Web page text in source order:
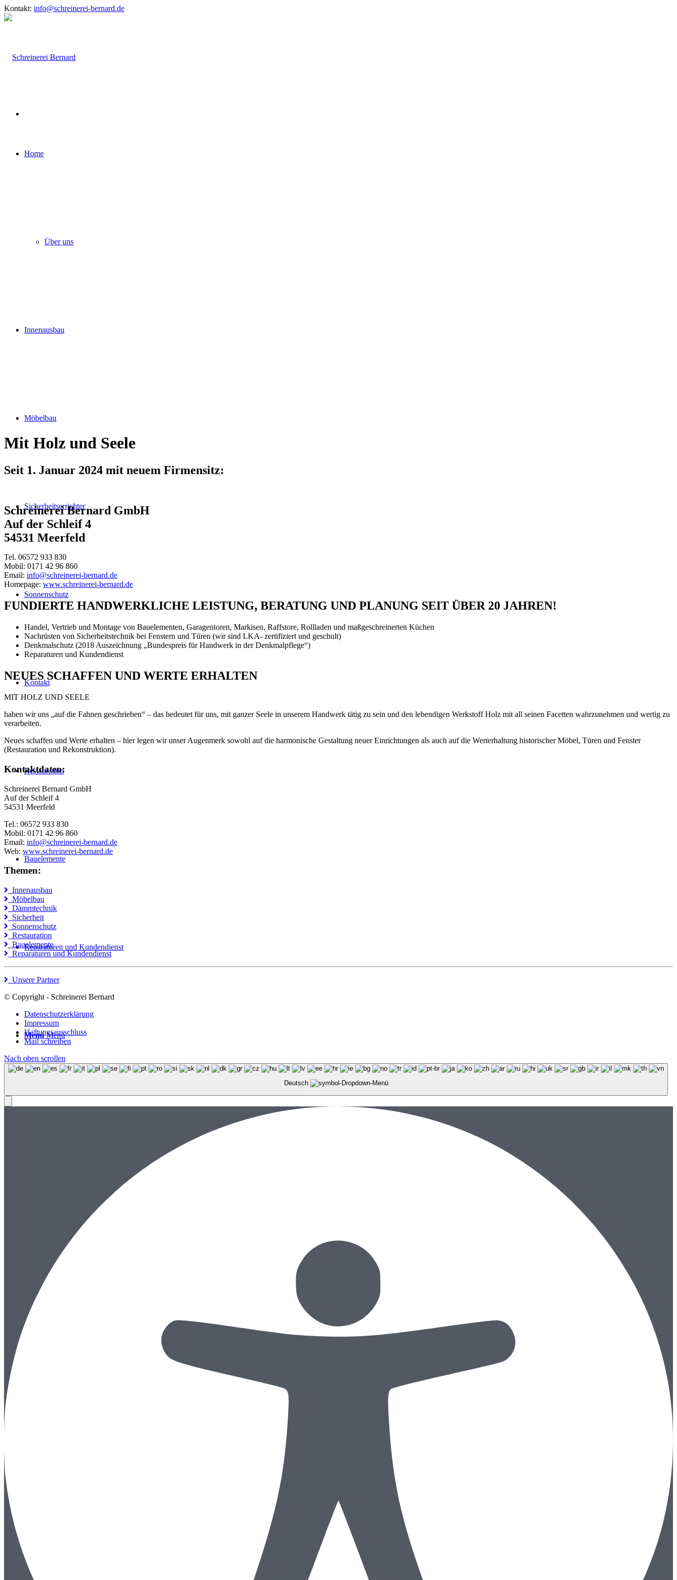
Kontakt: info@schreinerei-bernard.de
Home
Über uns
Innenausbau
Möbelbau
Sicherheitserrichter
Sonnenschutz
Kontakt
Restauration
Bauelemente
Reparaturen und Kundendienst
Menü Menü
Mit Holz und Seele
Seit 1. Januar 2024 mit neuem Firmensitz:
Schreinerei Bernard GmbH
Auf der Schleif 4
54531 Meerfeld
Tel. 06572 933 830
Mobil: 0171 42 96 860
Email: info@schreinerei-bernard.de
Homepage: www.schreinerei-bernard.de
FUNDIERTE HANDWERKLICHE LEISTUNG, BERATUNG UND PLANUNG SEIT ÜBER 20 JAHREN!
Handel, Vertrieb und Montage von Bauelementen, Garagentoren, Markisen, Raffstore, Rollladen und maßgeschreinerten Küchen
Nachrüsten von Sicherheitstechnik bei Fenstern und Türen (wir sind LKA- zertifiziert und geschult)
Denkmalschutz (2018 Auszeichnung „Bundespreis für Handwerk in der Denkmalpflege“)
Reparaturen und Kundendienst
NEUES SCHAFFEN UND WERTE ERHALTEN
MIT HOLZ UND SEELE
haben wir uns „auf die Fahnen geschrieben“ – das bedeutet für uns, mit ganzer Seele in unserem Handwerk tätig zu sein und den lebendigen Werkstoff Holz mit all seinen Facetten wahrzunehmen und wertig zu
verarbeiten.
Neues schaffen und Werte erhalten – hier legen wir unser Augenmerk sowohl auf die harmonische Gestaltung neuer Einrichtungen als auch auf die Werterhaltung historischer Möbel, Türen und Fenster
(Restauration und Rekonstruktion).
Kontaktdaten:
Schreinerei Bernard GmbH
Auf der Schleif 4
54531 Meerfeld
Tel.: 06572 933 830
Mobil: 0171 42 96 860
Email: info@schreinerei-bernard.de
Web: www.schreinerei-bernard.de
Themen:
Innenausbau
Möbelbau
Dämmtechnik
Sicherheit
Sonnenschutz
Restauration
Bauelemente
Reparaturen und Kundendienst
Unsere Partner
© Copyright - Schreinerei Bernard
Datenschutzerklärung
Impressum
Haftungsausschluss
Mail schreiben
Nach oben scrollen
Deutsch